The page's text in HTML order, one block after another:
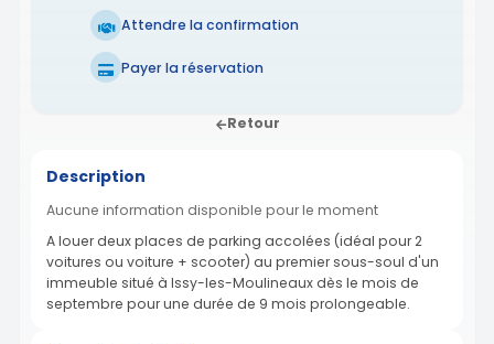
Attendre la confirmation
Payer la réservation
Retour
Description
Aucune information disponible pour le moment
A louer deux places de parking accolées (idéal pour 2
voitures ou voiture + scooter) au premier sous-soul d'un
immeuble situé à Issy-les-Moulineaux dès le mois de
septembre pour une durée de 9 mois prolongeable.